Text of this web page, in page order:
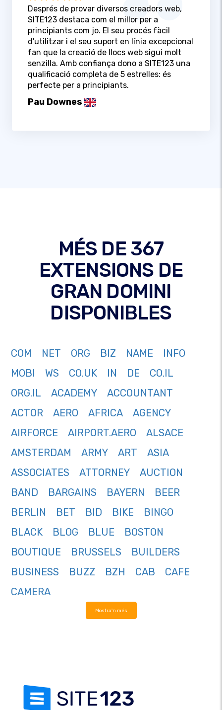
Després de provar diversos creadors web,
SITE123 destaca com el millor per a
principiants com jo. El seu procés fàcil
d'utilitzar i el seu suport en línia excepcional
fan que la creació de llocs web sigui molt
senzilla. Amb confiança dono a SITE123 una
qualificació completa de 5 estrelles: és
perfecte per a principiants.
Pau Downes
MÉS DE 367
EXTENSIONS DE
GRAN DOMINI
DISPONIBLES
COM NET ORG BIZ NAME
INFO
MOBI
WS CO.UK IN DE
CO.IL
ORG.IL
ACADEMY
ACCOUNTANT
ACTOR
AERO AFRICA
AGENCY
AIRFORCE
AIRPORT.AERO
ALSACE
AMSTERDAM
ARMY ART
ASIA
ASSOCIATES
ATTORNEY
AUCTION
BAND
BARGAINS BAYERN
BEER
BERLIN
BET BID BIKE
BINGO
BLACK
BLOG BLUE
BOSTON
BOUTIQUE
BRUSSELS
BUILDERS
BUSINESS
BUZZ BZH CAB
CAFE
CAMERA
Mostra'n més